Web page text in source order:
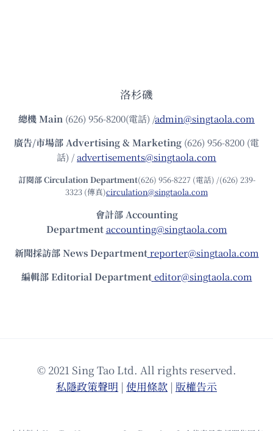
洛杉磯
總機Main (626) 956-8200(電話) /admin@singtaola.com
廣告/市場部Advertising & Marketing (626) 956-8200 (電
話) /advertisements@singtaola.com
訂閱部 Circulation Department(626) 956-8227 (電話) /(626) 239-
3323 (傳真)circulation@singtaola.com
會計部 Accounting
Department accounting@singtaola.com
新聞採訪部 News Department reporter@singtaola.com
編輯部 Editorial Department editor@singtaola.com
© 2021 Sing Tao Ltd. All rights reserved.
私隱政策聲明 | 使⽤條款 | 版權告⽰